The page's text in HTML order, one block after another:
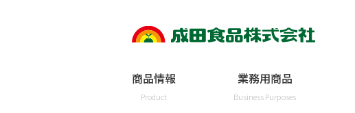
商品情報
Product
業務用商品
Business Purposes